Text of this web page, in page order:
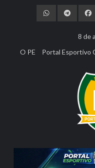
8 de
O PE
Portal Esportivo